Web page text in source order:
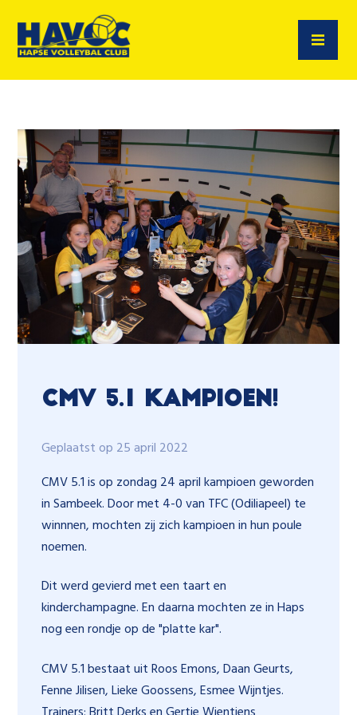
CMV 5.1 Kampioen!
Geplaatst op 25 april 2022
CMV 5.1 is op zondag 24 april kampioen geworden
in Sambeek. Door met 4-0 van TFC (Odiliapeel) te
winnnen, mochten zij zich kampioen in hun poule
noemen.
Dit werd gevierd met een taart en
kinderchampagne. En daarna mochten ze in Haps
nog een rondje op de "platte kar".
CMV 5.1 bestaat uit Roos Emons, Daan Geurts,
Fenne Jilisen, Lieke Goossens, Esmee Wijntjes.